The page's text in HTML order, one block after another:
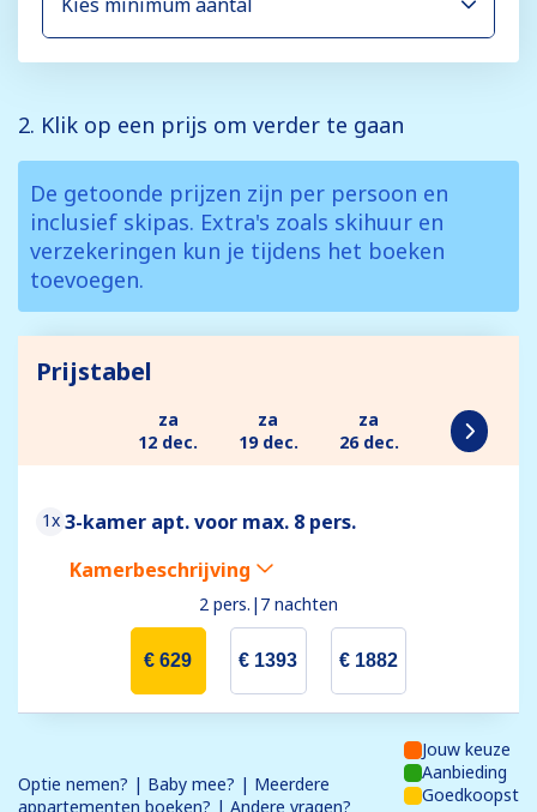
2. Klik op een prijs om verder te gaan
De getoonde prijzen zijn per persoon en
inclusief skipas. Extra's zoals skihuur en
verzekeringen kun je tijdens het boeken
toevoegen.
Prijstabel
za
12 dec.
za
19 dec.
za
26 dec.
1x 3-kamer apt. voor max. 8 pers.
Kamerbeschrijving
2 pers. | 7 nachten
€ 629 € 1393 € 1882
Optie nemen? | Baby mee? | Meerdere
appartementen boeken? | Andere vragen?
Jouw keuze
Aanbieding
Goedkoopst